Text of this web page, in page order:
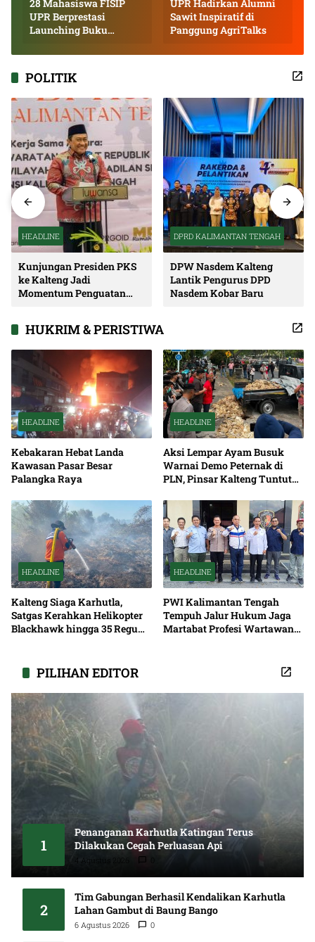
28 Mahasiswa FISIP
UPR Berprestasi
Launching Buku
UPR Hadirkan Alumni
Sawit Inspiratif di
Panggung AgriTalks
POLITIK
HEADLINE
Kunjungan Presiden PKS
ke Kalteng Jadi
Momentum Penguatan
DPRD KALIMANTAN TENGAH
DPW Nasdem Kalteng
Lantik Pengurus DPD
Nasdem Kobar Baru
HUKRIM & PERISTIWA
HEADLINE
Kebakaran Hebat Landa
Kawasan Pasar Besar
Palangka Raya
HEADLINE
Aksi Lempar Ayam Busuk
Warnai Demo Peternak di
PLN, Pinsar Kalteng Tuntut
HEADLINE
Kalteng Siaga Karhutla,
Satgas Kerahkan Helikopter
Blackhawk hingga 35 Regu
HEADLINE
PWI Kalimantan Tengah
Tempuh Jalur Hukum Jaga
Martabat Profesi Wartawan
PILIHAN EDITOR
1
Penanganan Karhutla Katingan Terus
Dilakukan Cegah Perluasan Api
4 Agustus 2026
2
Tim Gabungan Berhasil Kendalikan Karhutla
Lahan Gambut di Baung Bango
6 Agustus 2026 0